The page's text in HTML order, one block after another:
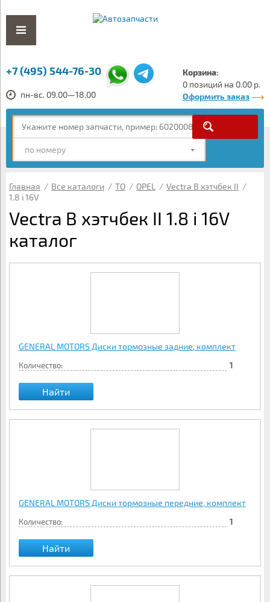
+7 (495) 544-76-30
пн-вс. 09.00—18.00
Корзина:
0 позиций на 0.00 р.
Оформить заказ
по номеру
Главная / Все каталоги / ТО / OPEL / Vectra B хэтчбек II /
1.8 i 16V
Vectra B хэтчбек II 1.8 i 16V
каталог
GENERAL MOTORS Диски тормозные задние, комплект
Количество: 1
Найти
GENERAL MOTORS Диски тормозные передние, комплект
Количество: 1
Найти